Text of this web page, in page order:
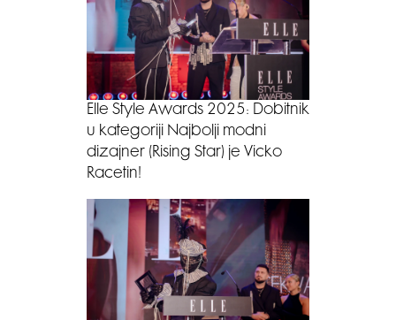
Elle Style Awards 2025: Dobitnik
u kategoriji Najbolji modni
dizajner (Rising Star) je Vicko
Racetin!